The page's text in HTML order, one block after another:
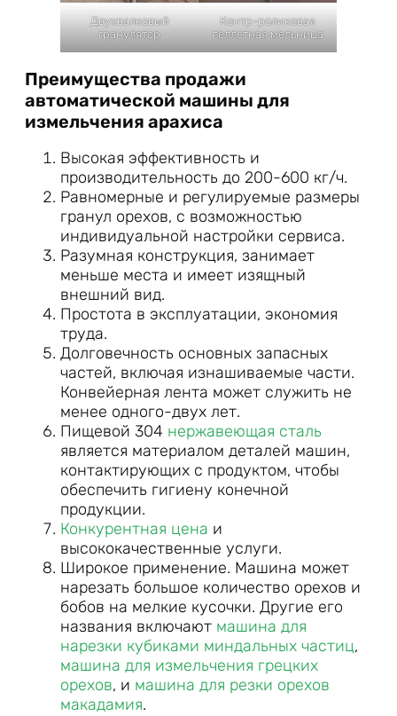
Двухвалковый
гранулятор
Контр-роликовая
пеллетная мельница
Преимущества продажи
автоматической машины для
измельчения арахиса
Высокая эффективность и
производительность до 200-600 кг/ч.
Равномерные и регулируемые размеры
гранул орехов, с возможностью
индивидуальной настройки сервиса.
Разумная конструкция, занимает
меньше места и имеет изящный
внешний вид.
Простота в эксплуатации, экономия
труда.
Долговечность основных запасных
частей, включая изнашиваемые части.
Конвейерная лента может служить не
менее одного-двух лет.
Пищевой 304 нержавеющая сталь
является материалом деталей машин,
контактирующих с продуктом, чтобы
обеспечить гигиену конечной
продукции.
Конкурентная цена и
высококачественные услуги.
Широкое применение. Машина может
нарезать большое количество орехов и
бобов на мелкие кусочки. Другие его
названия включают машина для
нарезки кубиками миндальных частиц,
машина для измельчения грецких
орехов, и машина для резки орехов
макадамия.